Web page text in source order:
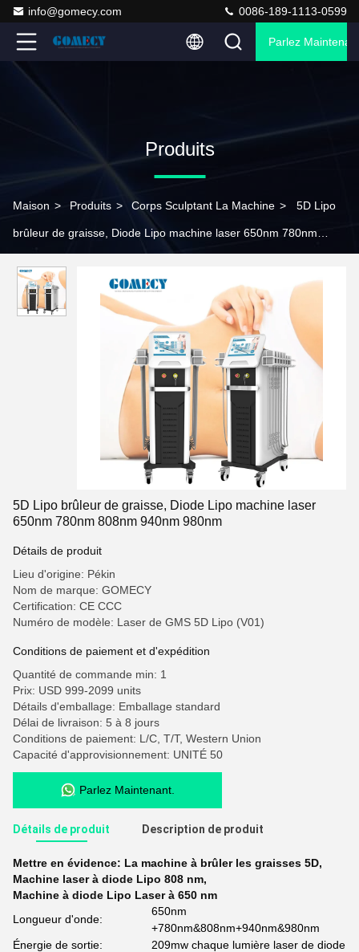
info@gomecy.com 0086-189-1113-0599
Parlez
Produits
Maison > Produits > Corps Sculptant La Machine > 5D Lipo
brûleur de graisse, Diode Lipo machine laser 650nm 780nm
5D Lipo brûleur de graisse, Diode Lipo machine laser
650nm 780nm 808nm 940nm 980nm
Détails de produit
Lieu d'origine: Pékin
Nom de marque: GOMECY
Certification: CE CCC
Numéro de modèle: Laser de GMS 5D Lipo (V01)
Conditions de paiement et d'expédition
Quantité de commande min: 1
Prix: USD 999-2099 units
Détails d'emballage: Emballage standard
Délai de livraison: 5 à 8 jours
Conditions de paiement: L/C, T/T, Western Union
Capacité d'approvisionnement: UNITÉ 50
Parlez Maintenant.
Détails de produit Description de produit
Mettre en évidence: La machine à brûler les graisses 5D,
Machine laser à diode Lipo 808 nm,
Machine à diode Lipo Laser à 650 nm
Longueur d'onde:
650nm
+780nm&808nm+940nm&980nm
Énergie de sortie:
209mw chaque lumière laser de diode